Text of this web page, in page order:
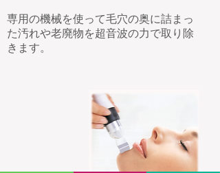
​専用の機械を使って毛穴の奥に詰まっ
た汚れや老廃物を超音波の力で取り除
きます。